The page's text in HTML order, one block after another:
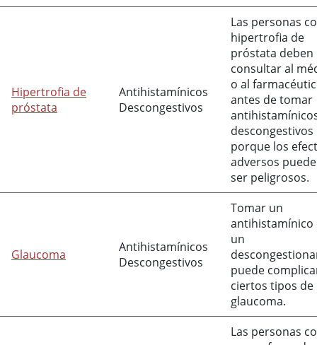
Hipertrofia de
próstata
Antihistamínicos
Descongestivos
Las personas
hipertrofia de
próstata deben
consultar al
o al
antes de tomar
descongestivos
porque los
adversos
ser peligrosos.
Glaucoma
Antihistamínicos
Descongestivos
Tomar un
antihistamínico
un
puede
ciertos tipos de
glaucoma.
Las personas